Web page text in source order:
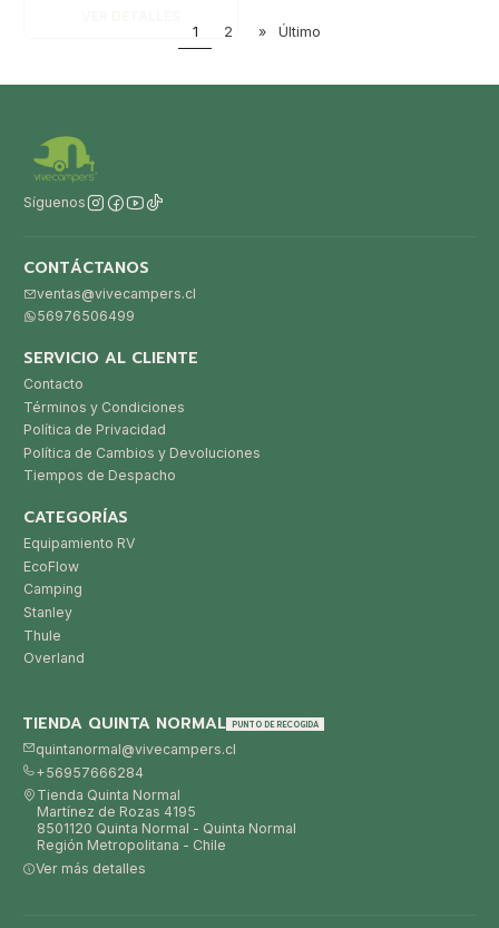
1 2 » Último
Síguenos
CONTÁCTANOS
ventas@vivecampers.cl
56976506499
SERVICIO AL CLIENTE
Contacto
Términos y Condiciones
Política de Privacidad
Política de Cambios y Devoluciones
Tiempos de Despacho
CATEGORÍAS
Equipamiento RV
EcoFlow
Camping
Stanley
Thule
Overland
TIENDA QUINTA NORMAL PUNTO DE RECOGIDA
quintanormal@vivecampers.cl
+56957666284
Tienda Quinta Normal
Martínez de Rozas 4195
8501120 Quinta Normal - Quinta Normal
Región Metropolitana - Chile
Ver más detalles